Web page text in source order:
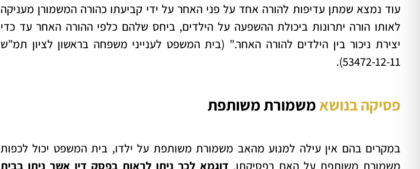
עוד נמצא שמתן עדיפות להורה אחד על פני האחר על ידי קביעתו כהורה המשמורן מעניקה
לאותו הורה יתרונות ביכולת ההשפעה על הילדים, ביחס שלהם כלפי ההורה האחר עד כדי
יצירת ניכור בין הילדים להורה האחר.” (בית המשפט לענייני משפחה בראשון לציון תמ”ש
53472-12-11).
פסיקה בנושאמשמורת משותפת
במקרים בהם אין עילה למנוע מהאב משמורת משותפת על ילדו, בית המשפט יכול לכפות
משמורת משותפת על האם בפסיקתו. דוגמא לכך ניתן לראות בפסק דין אשר ניתן בבית